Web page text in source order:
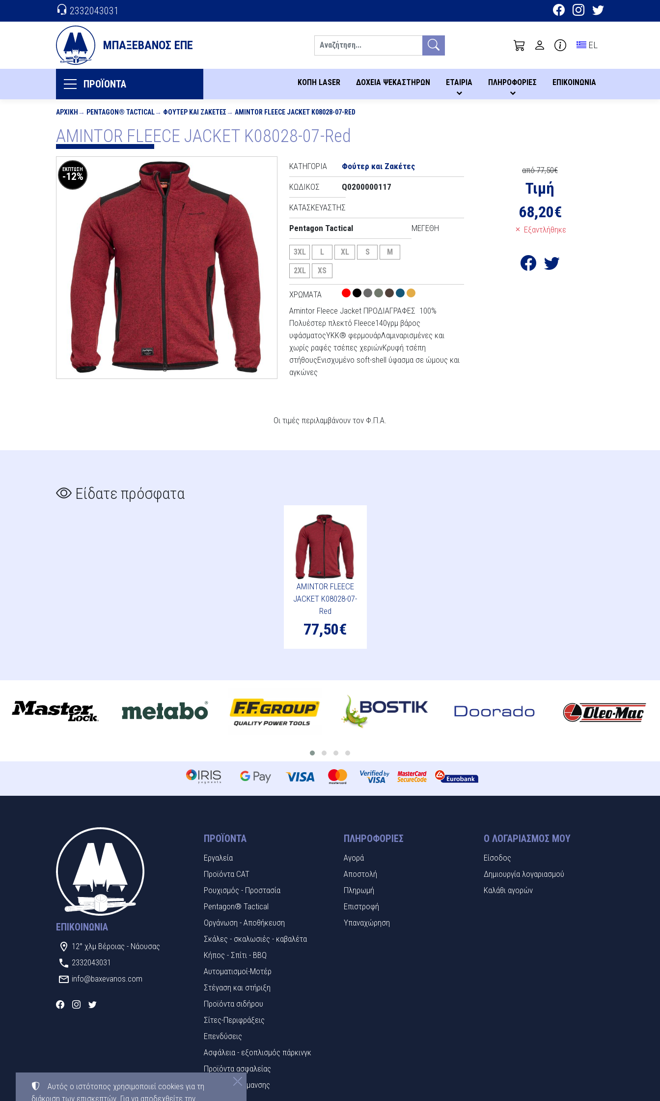
ΜΠΑΞΕΒΑΝΟΣ ΕΠΕ Toggle language
EL
2332043031
ΠΡΟΪΟΝΤΑ ΚΟΠΗ LASER ΔΟΧΕΙΑ ΨΕΚΑΣΤΗΡΩΝ ΕΤΑΙΡΙΑ ΠΛΗΡΟΦΟΡΙΕΣ ΕΠΙΚΟΙΝΩΝΙΑ
ΑΡΧΙΚΉ PENTAGON® TACTICAL ΦΟΎΤΕΡ ΚΑΙ ΖΑΚΈΤΕΣ AMINTOR FLEECE JACKET K08028-07-RED
AMINTOR FLEECE JACKET K08028-07-Red
ΕΚΠΤΩΣΗ
-12%
ΚΑΤΗΓΟΡΊΑ Φούτερ και Ζακέτες
ΚΩΔΙΚΌΣ Q0200000117
ΚΑΤΑΣΚΕΥΑΣΤΉΣ
Pentagon Tactical ΜΕΓΈΘΗ
3XL L XL S
M
2XL
XS
ΧΡΏΜΑΤΑ
Amintor Fleece Jacket ΠΡΟΔΙΑΓΡΑΦΕΣ 100%
Πολυέστερ πλεκτό Fleece140γρμ βάρος
υφάσματοςYKK® φερμουάρΛαμιναρισμένες και
χωρίς ραφές τσέπες χεριώνΚρυφή τσέπη
στήθουςΕνισχυμένο soft-shell ύφασμα σε ώμους και
αγκώνες
από 77,50€
Τιμή
68,20€
Εξαντλήθηκε
Οι τιμές περιλαμβάνουν τον Φ.Π.Α.
Είδατε πρόσφατα
AMINTOR FLEECE
JACKET K08028-07-
Red
77,50€
ΕΠΙΚΟΙΝΩΝΊΑ
12° χλμ Βέροιας - Νάουσας
2332043031
info@baxevanos.com
ΠΡΟΪΌΝΤΑ
Εργαλεία
Προϊόντα CAT
Ρουχισμός - Προστασία
Pentagon® Tactical
Οργάνωση - Αποθήκευση
Σκάλες - σκαλωσιές - καβαλέτα
Κήπος - Σπίτι - BBQ
Αυτοματισμοί-Μοτέρ
Στέγαση και στήριξη
Προϊόντα σιδήρου
Σίτες-Περιφράξεις
Επενδύσεις
Ασφάλεια - εξοπλισμός πάρκινγκ
Προϊόντα ασφαλείας
Πινακίδες Σήμανσης
ΠΛΗΡΟΦΟΡΊΕΣ
Αγορά
Αποστολή
Πληρωμή
Επιστροφή
Υπαναχώρηση
Ο ΛΟΓΑΡΙΑΣΜΌΣ ΜΟΥ
Είσοδος
Δημιουργία λογαριασμού
Καλάθι αγορών
Αυτός ο ιστότοπος χρησιμοποιεί cookies για τη
διάκριση των επισκεπτών. Για να αποδεχθείτε την